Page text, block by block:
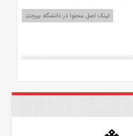
لینک اصل محتوا در دانشگاه بیرجند